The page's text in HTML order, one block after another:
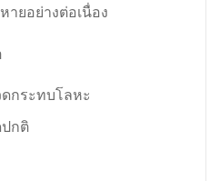
ายอย่างต่อเนื่อง
กระทบโลหะ
ปกติ